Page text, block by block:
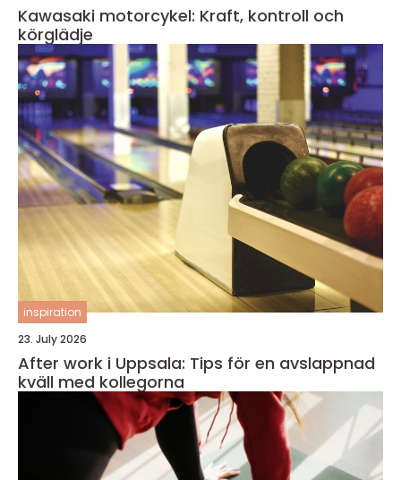
Kawasaki motorcykel: Kraft, kontroll och
körglädje
inspiration
23. July 2026
After work i Uppsala: Tips för en avslappnad
kväll med kollegorna